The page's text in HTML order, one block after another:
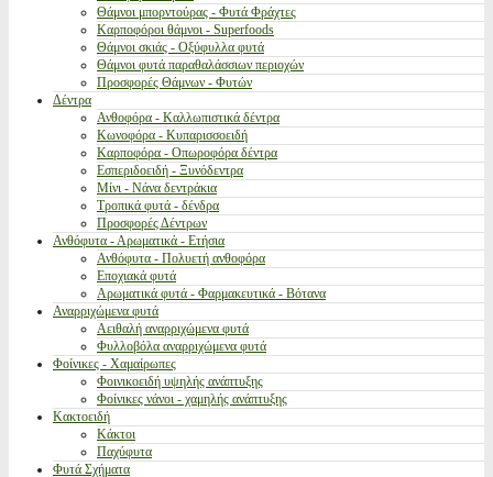
Θάμνοι μπορντούρας - Φυτά Φράχτες
Καρποφόροι θάμνοι - Superfoods
Θάμνοι σκιάς - Οξύφυλλα φυτά
Θάμνοι φυτά παραθαλάσσιων περιοχών
Προσφορές Θάμνων - Φυτών
Δέντρα
Ανθοφόρα - Καλλωπιστικά δέντρα
Κωνοφόρα - Κυπαρισσοειδή
Καρποφόρα - Οπωροφόρα δέντρα
Εσπεριδοειδή - Ξυνόδεντρα
Μίνι - Νάνα δεντράκια
Τροπικά φυτά - δένδρα
Προσφορές Δέντρων
Ανθόφυτα - Αρωματικά - Ετήσια
Ανθόφυτα - Πολυετή ανθοφόρα
Εποχιακά φυτά
Αρωματικά φυτά - Φαρμακευτικά - Βότανα
Αναρριχώμενα φυτά
Αειθαλή αναρριχώμενα φυτά
Φυλλοβόλα αναρριχώμενα φυτά
Φοίνικες - Χαμαίρωπες
Φοινικοειδή υψηλής ανάπτυξης
Φοίνικες νάνοι - χαμηλής ανάπτυξης
Κακτοειδή
Κάκτοι
Παχύφυτα
Φυτά Σχήματα